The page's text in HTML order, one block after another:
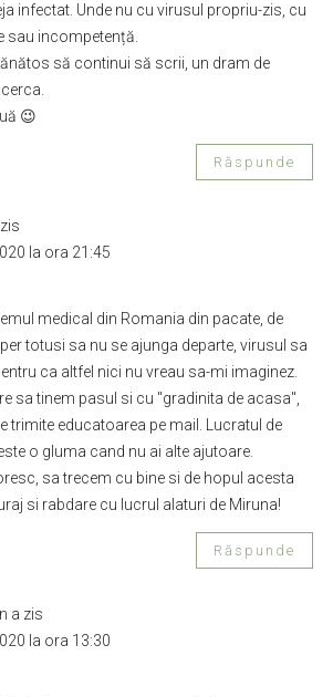
infectat. Unde nu cu virusul propriu-zis, cu
sau incompetență.
să continui să scrii, un dram de
😉
Răspunde
la ora 21:45
medical din Romania din pacate, de
totusi sa nu se ajunga departe, virusul sa
ca altfel nici nu vreau sa-mi imaginez.
sa tinem pasul si cu "gradinita de acasa",
trimite educatoarea pe mail. Lucratul de
o gluma cand nu ai alte ajutoare.
sa trecem cu bine si de hopul acesta
si rabdare cu lucrul alaturi de Miruna!
Răspunde
a zis
la ora 13:30